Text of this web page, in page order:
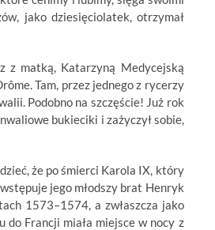
jako dziesięciolatek, otrzymał
z matką, Katarzyną Medycejską
Tam, przez jednego z rycerzy
Podobno na szczęście! Już rok
bukieciki i zażyczył sobie,
że po śmierci Karola IX, który
jego młodszy brat Henryk
1573–1574, a zwłaszcza jako
do Francji miała miejsce w nocy z